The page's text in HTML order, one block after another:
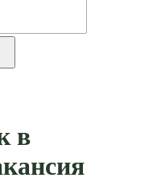
в